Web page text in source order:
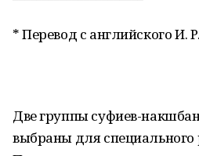
* Перевод с английского И.
Две группы суфиев-
выбраны для специального